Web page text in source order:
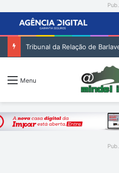
Pub.
Menu
Pub.